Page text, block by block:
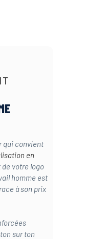
qui convient
en
votre logo
homme est
à son prix
sur ton